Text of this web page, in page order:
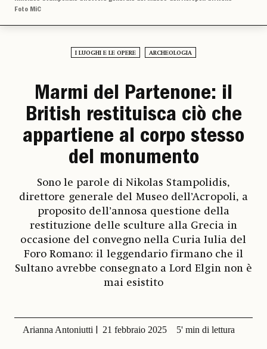
Foto MiC
I LUOGHI E LE OPERE ARCHEOLOGIA
Marmi del Partenone: il
British restituisca ciò che
appartiene al corpo stesso
del monumento
Sono le parole di Nikolas Stampolidis,
direttore generale del Museo dell’Acropoli, a
proposito dell’annosa questione della
restituzione delle sculture alla Grecia in
occasione del convegno nella Curia Iulia del
Foro Romano: il leggendario firmano che il
Sultano avrebbe consegnato a Lord Elgin non è
mai esistito
Arianna Antoniutti 21 febbraio 2025 5' min di lettura